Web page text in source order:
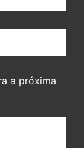
a próxima